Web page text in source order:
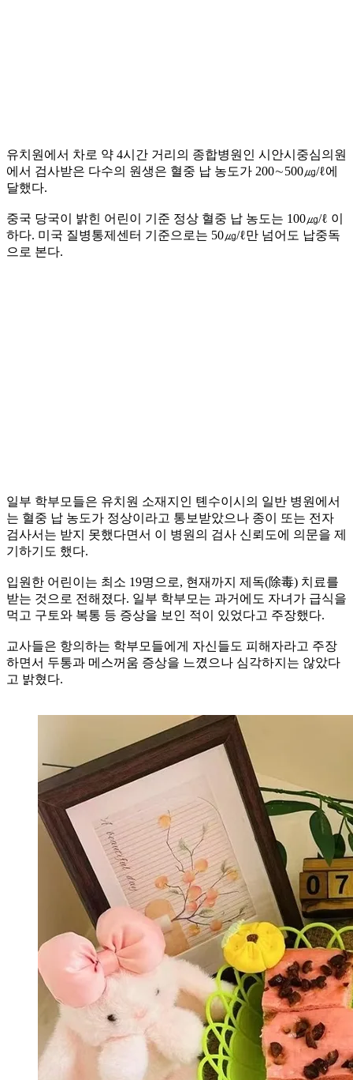
유치원에서 차로 약 4시간 거리의 종합병원인 시안시중심의원
에서 검사받은 다수의 원생은 혈중 납 농도가 200∼500㎍/ℓ에
달했다.
중국 당국이 밝힌 어린이 기준 정상 혈중 납 농도는 100㎍/ℓ 이
하다. 미국 질병통제센터 기준으로는 50㎍/ℓ만 넘어도 납중독
으로 본다.
일부 학부모들은 유치원 소재지인 톈수이시의 일반 병원에서
는 혈중 납 농도가 정상이라고 통보받았으나 종이 또는 전자
검사서는 받지 못했다면서 이 병원의 검사 신뢰도에 의문을 제
기하기도 했다.
입원한 어린이는 최소 19명으로, 현재까지 제독(除毒) 치료를
받는 것으로 전해졌다. 일부 학부모는 과거에도 자녀가 급식을
먹고 구토와 복통 등 증상을 보인 적이 있었다고 주장했다.
교사들은 항의하는 학부모들에게 자신들도 피해자라고 주장
하면서 두통과 메스꺼움 증상을 느꼈으나 심각하지는 않았다
고 밝혔다.